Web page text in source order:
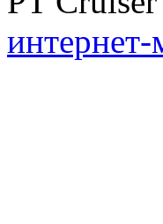
интернет-